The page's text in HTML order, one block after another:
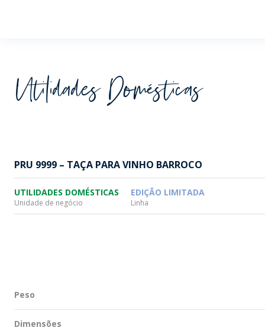
Utilidades Domésticas
PRU 9999 – TAÇA PARA VINHO BARROCO
UTILIDADES DOMÉSTICAS
Unidade de negócio
EDIÇÃO LIMITADA
Linha
Peso
Dimensões